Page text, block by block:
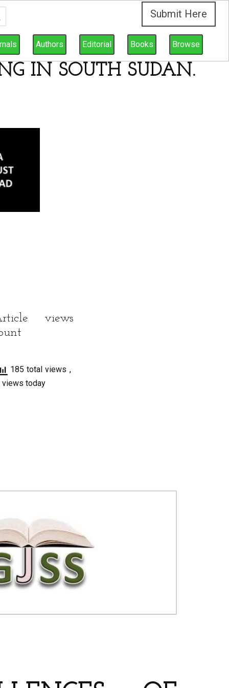
Submit Here
Authors Editorial Books Browse
IN SOUTH SUDAN.
views
185 total views ,
views today